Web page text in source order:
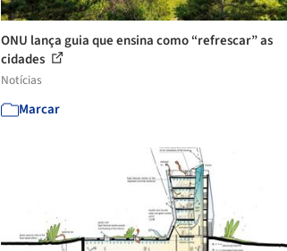
ONU lança guia que ensina como “refrescar” as
cidades
Notícias
Marcar